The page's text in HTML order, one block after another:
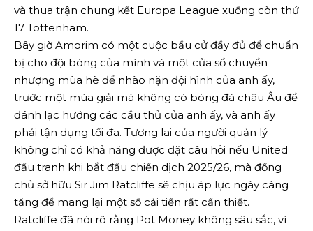
và thua trận chung kết Europa League xuống còn thứ
17 Tottenham.
Bây giờ Amorim có một cuộc bầu cử đầy đủ để chuẩn
bị cho đội bóng của mình và một cửa sổ chuyển
nhượng mùa hè để nhào nặn đội hình của anh ấy,
trước một mùa giải mà không có bóng đá châu Âu để
đánh lạc hướng các cầu thủ của anh ấy, và anh ấy
phải tận dụng tối đa. Tương lai của người quản lý
không chỉ có khả năng được đặt câu hỏi nếu United
đấu tranh khi bắt đầu chiến dịch 2025/26, mà đồng
chủ sở hữu Sir Jim Ratcliffe sẽ chịu áp lực ngày càng
tăng để mang lại một số cải tiến rất cần thiết.
Ratcliffe đã nói rõ rằng Pot Money không sâu sắc, vì